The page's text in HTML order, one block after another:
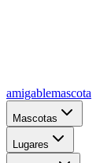
amigablemascota
Mascotas
Lugares